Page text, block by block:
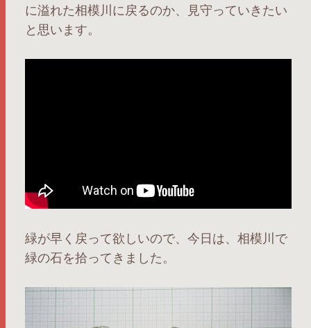
に溢れた相模川に戻るのか、見守っていきたい
と思います。
緑が早く戻って欲しいので、今日は、相模川で
緑の石を拾ってきました。